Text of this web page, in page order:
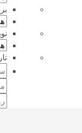
تاریخ